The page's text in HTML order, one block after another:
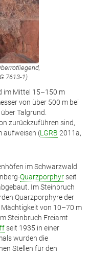
7613-1)
im Mittel 15–150 m
von über 500 m bei
Talgrund.
zurückzuführen sind,
aufweisen (LGRB 2011a,
im Schwarzwald
Quarzporphyrseit
Im Steinbruch
Quarzporphyre der
von 10–70 m
Steinbruch Freiamt
seit 1935 in einer
wurden die
Stellen für den